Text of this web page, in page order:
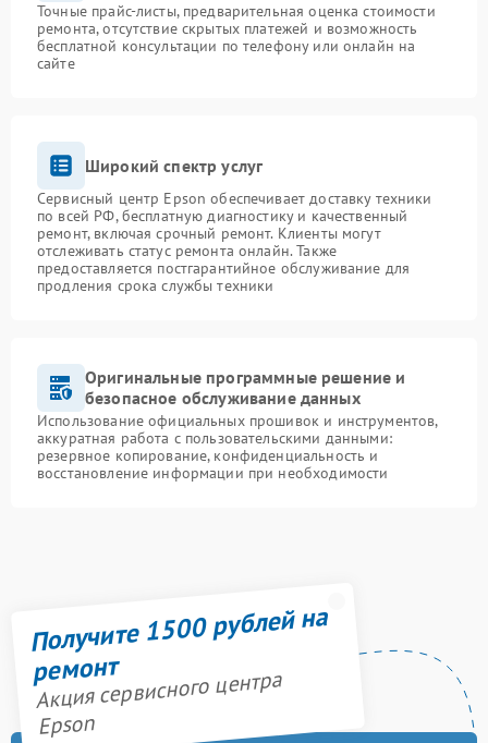
Точные прайс-листы, предварительная оценка стоимости
ремонта, отсутствие скрытых платежей и возможность
бесплатной консультации по телефону или онлайн на
сайте
Широкий спектр услуг
Сервисный центр Epson обеспечивает доставку техники
по всей РФ, бесплатную диагностику и качественный
ремонт, включая срочный ремонт. Клиенты могут
отслеживать статус ремонта онлайн. Также
предоставляется постгарантийное обслуживание для
продления срока службы техники
Оригинальные программные решение и
безопасное обслуживание данных
Использование официальных прошивок и инструментов,
аккуратная работа с пользовательскими данными:
резервное копирование, конфиденциальность и
восстановление информации при необходимости
Получите 1500 рублей на
ремонт
Акция сервисного центра
Epson